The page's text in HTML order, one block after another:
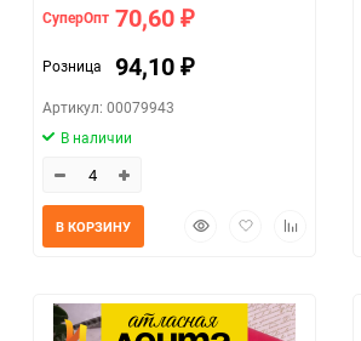
СуперОпт 70,60 ₽
Розница 94,10 ₽
Артикул: 00079943
В наличии
БыстрыйДобавитьДобавить
В КОРЗИНУ